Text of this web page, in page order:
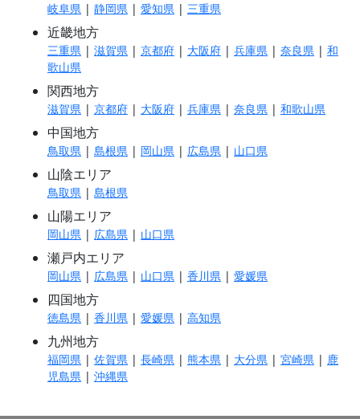
岐阜県 | 静岡県 | 愛知県 | 三重県
近畿地方
三重県 | 滋賀県 | 京都府 | 大阪府 | 兵庫県 | 奈良県 | 和
歌山県
関西地方
滋賀県 | 京都府 | 大阪府 | 兵庫県 | 奈良県 | 和歌山県
中国地方
鳥取県 | 島根県 | 岡山県 | 広島県 | 山口県
山陰エリア
鳥取県 | 島根県
山陽エリア
岡山県 | 広島県 | 山口県
瀬戸内エリア
岡山県 | 広島県 | 山口県 | 香川県 | 愛媛県
四国地方
徳島県 | 香川県 | 愛媛県 | 高知県
九州地方
福岡県 | 佐賀県 | 長崎県 | 熊本県 | 大分県 | 宮崎県 | 鹿
児島県 | 沖縄県